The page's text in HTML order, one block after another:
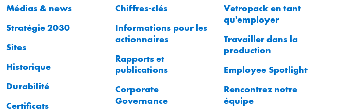
Médias & news
Stratégie 2030
Sites
Historique
Durabilité
Certificats
Chiffres-clés
Informations pour les
actionnaires
Rapports et
publications
Corporate
Governance
Vetropack en tant
qu'employer
Travailler dans la
production
Employee Spotlight
Rencontrez notre
équipe